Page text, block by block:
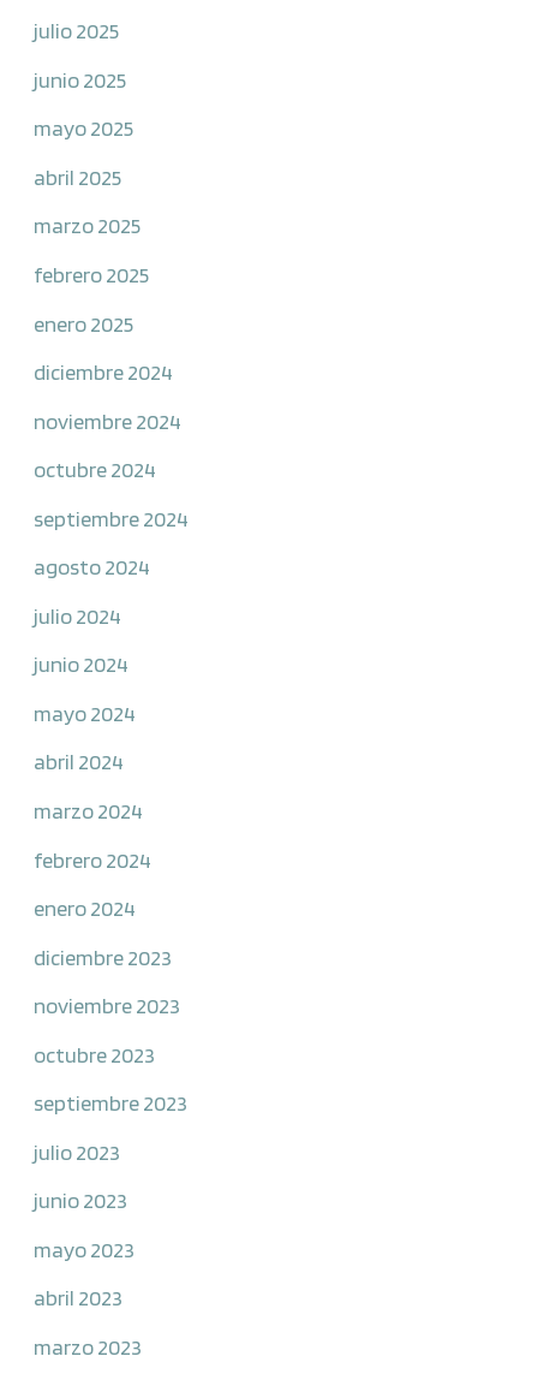
julio 2025
junio 2025
mayo 2025
abril 2025
marzo 2025
febrero 2025
enero 2025
diciembre 2024
noviembre 2024
octubre 2024
septiembre 2024
agosto 2024
julio 2024
junio 2024
mayo 2024
abril 2024
marzo 2024
febrero 2024
enero 2024
diciembre 2023
noviembre 2023
octubre 2023
septiembre 2023
julio 2023
junio 2023
mayo 2023
abril 2023
marzo 2023